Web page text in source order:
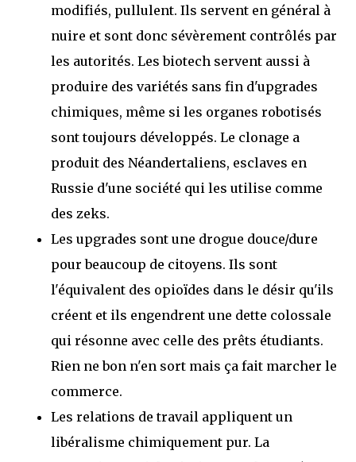
modifiés, pullulent. Ils servent en général à
nuire et sont donc sévèrement contrôlés par
les autorités. Les biotech servent aussi à
produire des variétés sans fin d'upgrades
chimiques, même si les organes robotisés
sont toujours développés. Le clonage a
produit des Néandertaliens, esclaves en
Russie d'une société qui les utilise comme
des zeks.
Les upgrades sont une drogue douce/dure
pour beaucoup de citoyens. Ils sont
l'équivalent des opioïdes dans le désir qu'ils
créent et ils engendrent une dette colossale
qui résonne avec celle des prêts étudiants.
Rien ne bon n'en sort mais ça fait marcher le
commerce.
Les relations de travail appliquent un
libéralisme chimiquement pur. La